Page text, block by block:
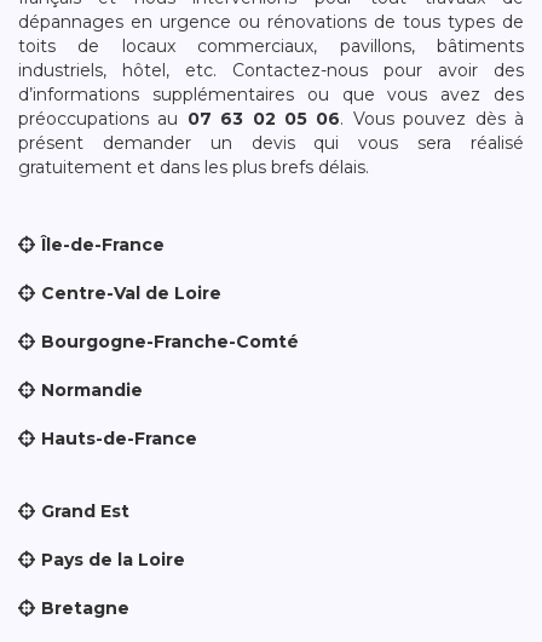
dépannages en urgence ou rénovations de tous types de
toits de locaux commerciaux, pavillons, bâtiments
industriels, hôtel, etc. Contactez-nous pour avoir des
d’informations supplémentaires ou que vous avez des
préoccupations au 07 63 02 05 06. Vous pouvez dès à
présent demander un devis qui vous sera réalisé
gratuitement et dans les plus brefs délais.
Île-de-France
Centre-Val de Loire
Bourgogne-Franche-Comté
Normandie
Hauts-de-France
Grand Est
Pays de la Loire
Bretagne